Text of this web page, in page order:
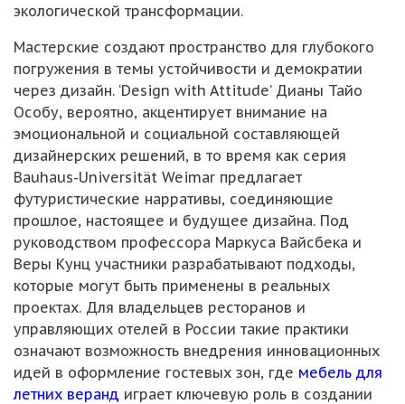
экологической трансформации.
Мастерские создают пространство для глубокого
погружения в темы устойчивости и демократии
через дизайн. ‘Design with Attitude’ Дианы Тайо
Особу, вероятно, акцентирует внимание на
эмоциональной и социальной составляющей
дизайнерских решений, в то время как серия
Bauhaus-Universität Weimar предлагает
футуристические нарративы, соединяющие
прошлое, настоящее и будущее дизайна. Под
руководством профессора Маркуса Вайсбека и
Веры Кунц участники разрабатывают подходы,
которые могут быть применены в реальных
проектах. Для владельцев ресторанов и
управляющих отелей в России такие практики
означают возможность внедрения инновационных
идей в оформление гостевых зон, где мебель для
летних веранд играет ключевую роль в создании